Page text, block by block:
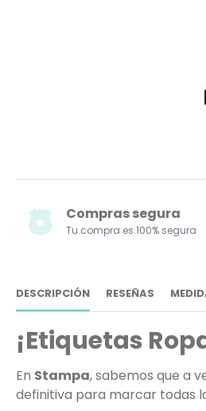
Compras segura
Tu compra es 100% segura
DESCRIPCIÓN RESEÑAS
¡Etiquetas
En Stampa, sabemos que a
definitiva para marcar todas